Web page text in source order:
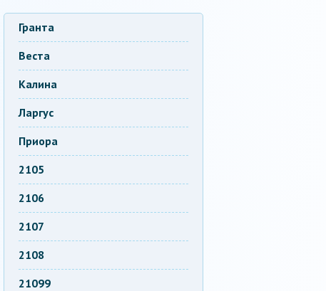
Гранта
Веста
Калина
Ларгус
Приора
2105
2106
2107
2108
21099